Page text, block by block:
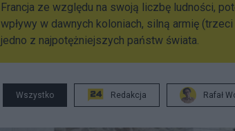
Francja ze względu na swoją liczbę ludności,
wpływy w dawnych koloniach, silną armię
jedno z najpotężniejszych państw świata.
Wszystko Redakcja Rafał